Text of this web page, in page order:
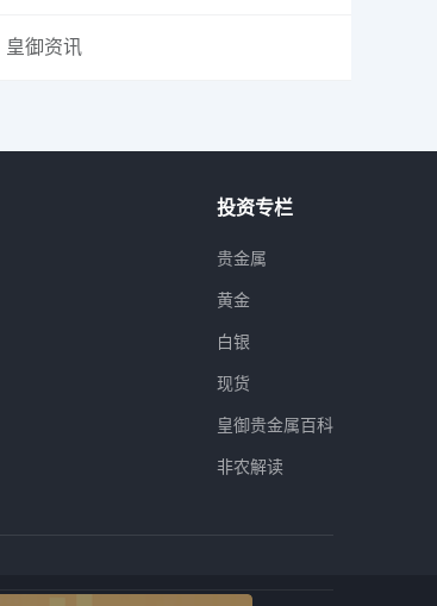
皇御资讯
投资专栏
贵金属
黄金
白银
现货
皇御贵金属百科
非农解读